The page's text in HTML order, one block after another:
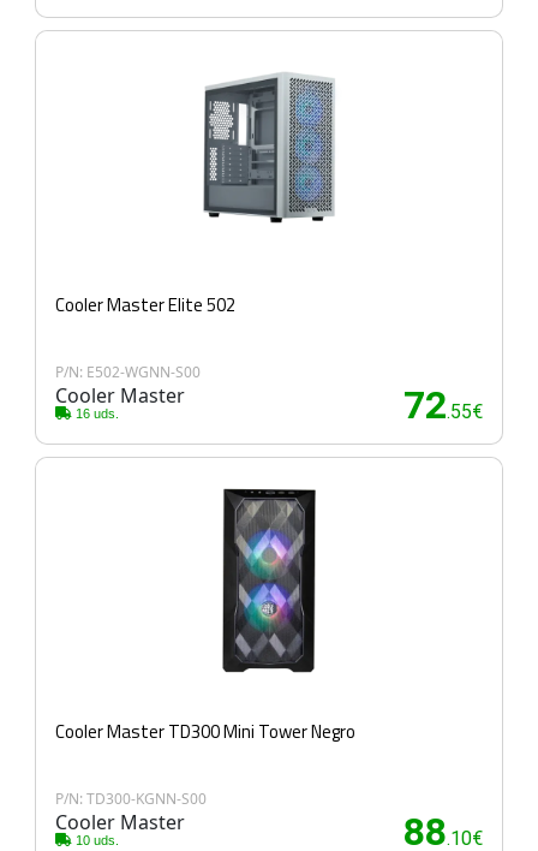
Cooler Master Elite 502
P/N: E502-WGNN-S00
Cooler Master
16 uds. 72.55€
Cooler Master TD300 Mini Tower Negro
P/N: TD300-KGNN-S00
Cooler Master
10 uds. 88.10€